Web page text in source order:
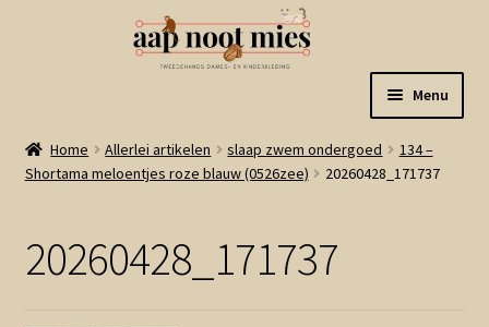
naar
navigatie
de
inhoud
Menu
Welkom
Winkel
Home Allerlei artikelen slaap zwem ondergoed
134 –
Shortama meloentjes roze blauw (0526zee)
20260428_171737
20260428_171737